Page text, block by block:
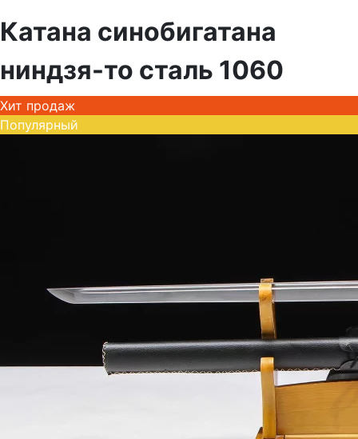
Катана синобигатана
ниндзя-то сталь 1060
Хит продаж
Популярный